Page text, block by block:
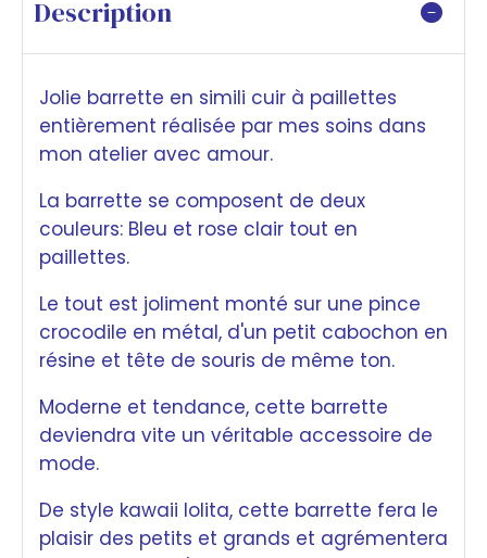
Description
Jolie barrette en simili cuir à paillettes
entièrement réalisée par mes soins dans
mon atelier avec amour.
La barrette se composent de deux
couleurs: Bleu et rose clair tout en
paillettes.
Le tout est joliment monté sur une pince
crocodile en métal, d'un petit cabochon en
résine et tête de souris de même ton.
Moderne et tendance, cette barrette
deviendra vite un véritable accessoire de
mode.
De style kawaii lolita, cette barrette fera le
plaisir des petits et grands et agrémentera